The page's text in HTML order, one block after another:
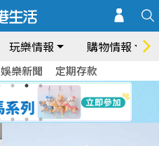
玩樂情報 購物情報
娛樂新聞 定期存款